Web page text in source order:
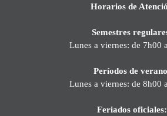
Horarios de
Semestres
Lunes a viernes: de 7h00
Períodos de
Lunes a viernes: de 8h00
Feriados oficiales: